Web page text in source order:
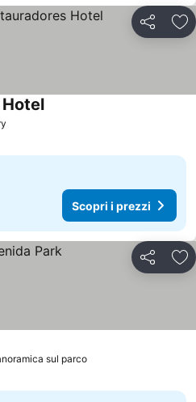
Condividi
Scopri i prezzi
Condividi
sul parco